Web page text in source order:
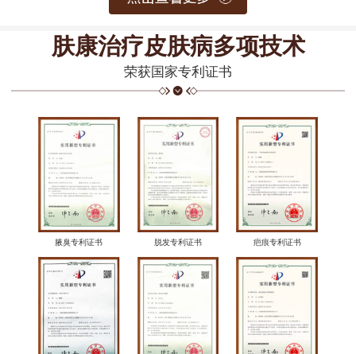
肤康治疗皮肤病多项技术
荣获国家专利证书
腋臭专利证书 脱发专利证书 疤痕专利证书